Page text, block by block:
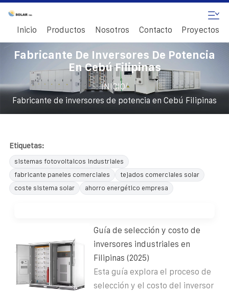
Inicio Productos Nosotros Contacto Proyectos
Fabricante De Inversores De Potencia
En Cebú Filipinas
INICIO/
Fabricante de inversores de potencia en Cebú Filipinas
Etiquetas:
sistemas fotovoltaicos industriales
fabricante paneles comerciales
tejados comerciales solar
coste sistema solar
ahorro energético empresa
Guía de selección y costo de
inversores industriales en
Filipinas (2025)
Esta guía explora el proceso de
selección y el costo del inversor